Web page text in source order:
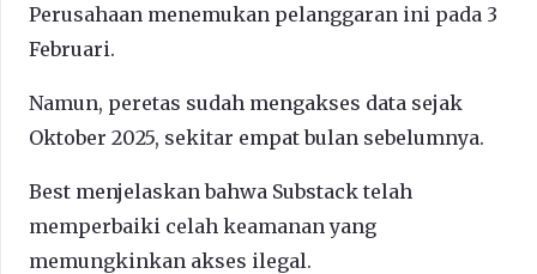
Perusahaan menemukan pelanggaran ini pada 3
Februari.
Namun, peretas sudah mengakses data sejak
Oktober 2025, sekitar empat bulan sebelumnya.
Best menjelaskan bahwa Substack telah
memperbaiki celah keamanan yang
memungkinkan akses ilegal.